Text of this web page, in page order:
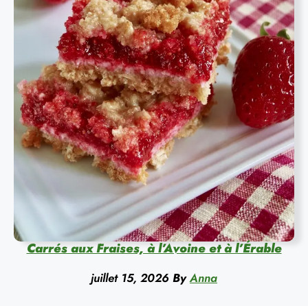
Carrés aux Fraises, à l’Avoine et à l’Érable
juillet 15, 2026 By Anna